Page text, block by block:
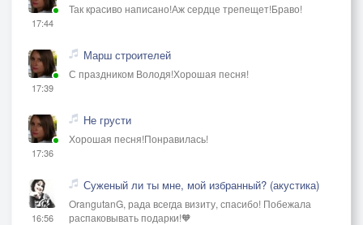
17:44
Так красиво написано!Аж сердце трепещет!Браво!
17:39
Марш строителей
С праздником Володя!Хорошая песня!
17:36
Не грусти
Хорошая песня!Понравилась!
16:56
Суженый ли ты мне, мой избранный? (акустика)
OrangutanG, рада всегда визиту, спасибо! Побежала
распаковывать подарки!🧡